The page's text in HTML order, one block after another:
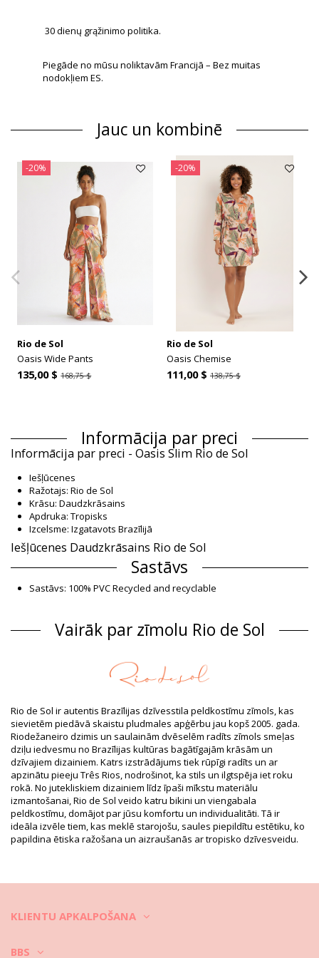
30 dienų grąžinimo politika.
Piegāde no mūsu noliktavām Francijā – Bez muitas
nodokļiem ES.
Jauc un kombinē
-20%
Rio de Sol
Oasis Wide Pants
135,00 $168,75 $
-20%
Rio de Sol
Oasis Chemise
111,00 $ 138,75 $
Informācija par preci
Informācija par preci - Oasis Slim Rio de Sol
Iešļūcenes
Ražotajs: Rio de Sol
Krāsu: Daudzkrāsains
Apdruka: Tropisks
Izcelsme: Izgatavots Brazīlijā
Iešļūcenes Daudzkrāsains Rio de Sol
Sastāvs
Sastāvs: 100% PVC Recycled and recyclable
Nodaļa: Sievietēm, Iešļūcenes
Iesaiņojumā ietilpst: 1 x Iešļūcenes (Citi aksesuāri nav iekļauti)
EAN: 35-36 (7899810320162), 37 (7899810320179), 38
Svars: 500g / 1.1lb / 17.64oz
Apdrukas izveidojums var atšķirties atkarībā no piegriezuma
Retušēti foto
Mazgāšanas un kopšanas
pamācība
Kopšanas pamācība šim priekšmetam: Rio de Sol
Oasis Slim
Padomi iešļūceņu kopšanai.
Vairāk par zīmolu Rio de Sol
Rio de Sol ir autentis Brazīlijas dzīvesstila peldkostīmu zīmols, kas
sievietēm piedāvā skaistu pludmales apģērbu jau kopš 2005. gada.
Riodežaneiro dzimis un saulainām dvēselēm radīts zīmols smeļas
dziļu iedvesmu no Brazīlijas kultūras bagātīgajām krāsām un
dzīvajiem dizainiem. Katrs izstrādājums tiek rūpīgi radīts un ar
apzinātu pieeju Três Rios, nodrošinot, ka stils un ilgtspēja iet roku
rokā. No jutekliskiem dizainiem līdz īpaši mīkstu materiālu
izmantošanai, Rio de Sol veido katru bikini un viengabala
peldkostīmu, domājot par jūsu komfortu un individualitāti. Tā ir
ideāla izvēle tiem, kas meklē starojošu, saules piepildītu estētiku, ko
papildina ētiska ražošana un aizraušanās ar tropisko dzīvesveidu.
KLIENTU APKALPOŠANA
BBS